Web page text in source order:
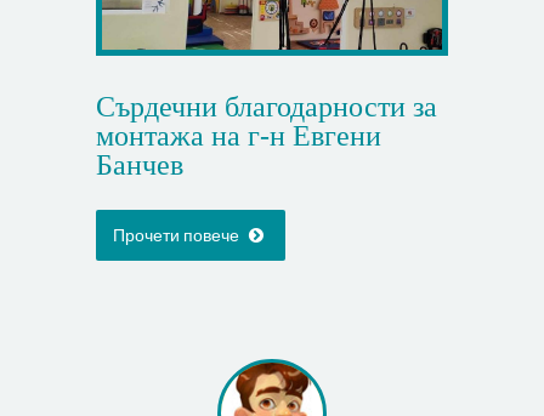
Сърдечни благодарности за
монтажа на г-н Евгени
Банчев
Прочети повече